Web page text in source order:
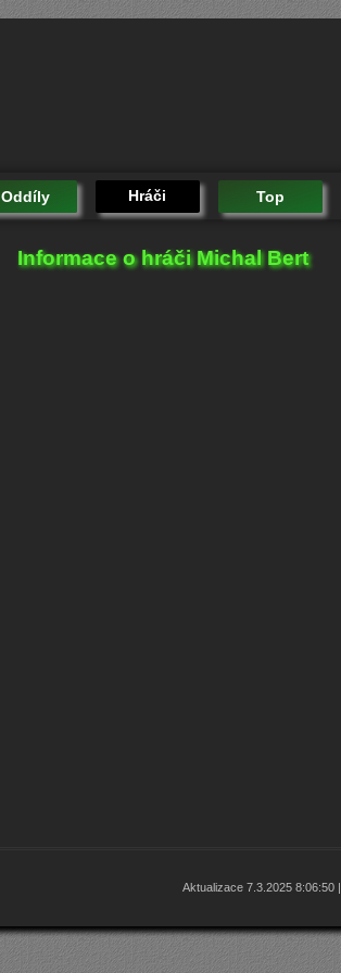
Oddíly Hráči Top
Informace o hráči Michal Bert
Aktualizace 7.3.2025 8:06:50 |